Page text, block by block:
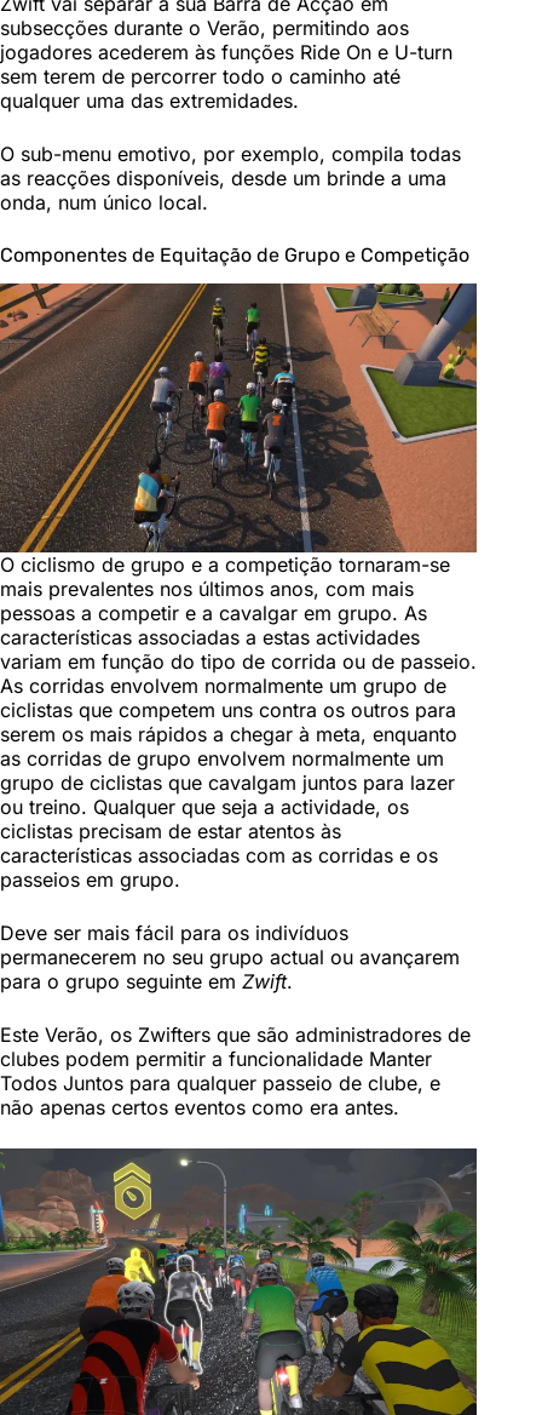
subsecções durante o Verão, permitindo aos
jogadores acederem às funções Ride On e U-turn
sem terem de percorrer todo o caminho até
qualquer uma das extremidades.
O sub-menu emotivo, por exemplo, compila todas
as reacções disponíveis, desde um brinde a uma
onda, num único local.
Componentes de Equitação de Grupo e Competição
O ciclismo de grupo e a competição tornaram-se
mais prevalentes nos últimos anos, com mais
pessoas a competir e a cavalgar em grupo. As
características associadas a estas actividades
variam em função do tipo de corrida ou de passeio.
As corridas envolvem normalmente um grupo de
ciclistas que competem uns contra os outros para
serem os mais rápidos a chegar à meta, enquanto
as corridas de grupo envolvem normalmente um
grupo de ciclistas que cavalgam juntos para lazer
ou treino. Qualquer que seja a actividade, os
ciclistas precisam de estar atentos às
características associadas com as corridas e os
passeios em grupo.
Deve ser mais fácil para os indivíduos
permanecerem no seu grupo actual ou avançarem
para o grupo seguinte em Zwift.
Este Verão, os Zwifters que são administradores de
clubes podem permitir a funcionalidade Manter
Todos Juntos para qualquer passeio de clube, e
não apenas certos eventos como era antes.